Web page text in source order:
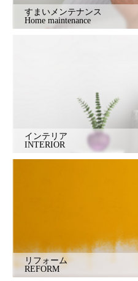
すまいメンテナンス
Home maintenance
インテリア
INTERIOR
リフォーム
REFORM